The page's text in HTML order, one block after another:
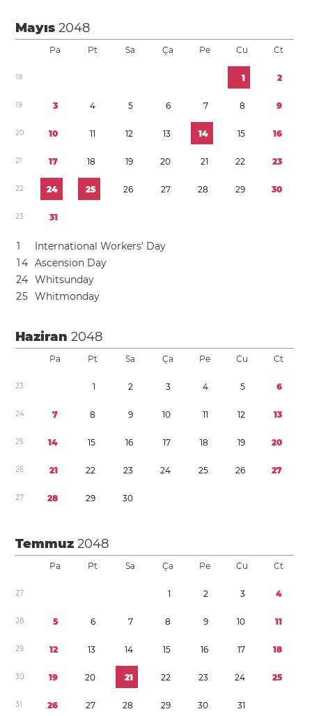
Mayıs2048
Pa Pt Sa Ça Pe Cu Ct
18 1 2
19 3 4 5 6 7 8 9
20 10 11 12 13 14 15 16
21 17 18 19 20 21 22 23
22 24 25 26 27 28 29 30
23 31
1
International Workers’ Day
14 Ascension Day
24 Whitsunday
25 Whitmonday
Haziran2048
Pa Pt Sa Ça Pe Cu Ct
23 1 2 3 4 5 6
24 7 8 9 10 11 12 13
25 14 15 16 17 18 19 20
26 21 22 23 24 25 26 27
27 28 29 30
Temmuz2048
Pa Pt Sa Ça Pe Cu Ct
27 1 2 3 4
28 5 6 7 8 9 10 11
29 12 13 14 15 16 17 18
30 19 20 21 22 23 24 25
31 26 27 28 29 30 31